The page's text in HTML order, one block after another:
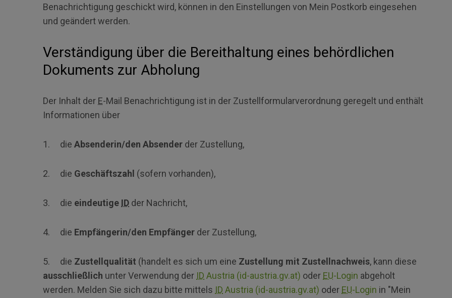
Benachrichtigung geschickt wird, können in den Einstellungen von Mein Postkorb eingesehen
und geändert werden.
Verständigung über die Bereithaltung eines behördlichen
Dokuments zur Abholung
Der Inhalt der E-Mail Benachrichtigung ist in der Zustellformularverordnung geregelt und enthält
Informationen über
1. die Absenderin/den Absender der Zustellung,
2. die Geschäftszahl (sofern vorhanden),
3. die eindeutige ID der Nachricht,
4. die Empfängerin/den Empfänger der Zustellung,
5. die Zustellqualität (handelt es sich um eine Zustellung mit Zustellnachweis, kann diese
ausschließlich unter Verwendung der ID Austria (id-austria.gv.at) oder EU-Login abgeholt
werden. Melden Sie sich dazu bitte mittels ID Austria (id-austria.gv.at) oder EU-Login in "Mein